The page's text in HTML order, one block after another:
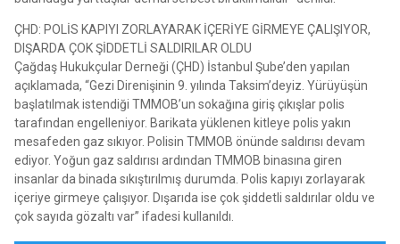
ÇHD: POLİS KAPIYI ZORLAYARAK İÇERİYE GİRMEYE ÇALIŞIYOR,
DIŞARDA ÇOK ŞİDDETLİ SALDIRILAR OLDU
Çağdaş Hukukçular Derneği (ÇHD) İstanbul Şube’den yapılan
açıklamada, “Gezi Direnişinin 9. yılında Taksim’deyiz. Yürüyüşün
başlatılmak istendiği TMMOB’un sokağına giriş çıkışlar polis
tarafından engelleniyor. Barikata yüklenen kitleye polis yakın
mesafeden gaz sıkıyor. Polisin TMMOB önünde saldırısı devam
ediyor. Yoğun gaz saldırısı ardından TMMOB binasına giren
insanlar da binada sıkıştırılmış durumda. Polis kapıyı zorlayarak
içeriye girmeye çalışıyor. Dışarıda ise çok şiddetli saldırılar oldu ve
çok sayıda gözaltı var” ifadesi kullanıldı.